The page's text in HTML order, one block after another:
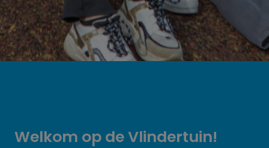
Welkom op de Vlindertuin!